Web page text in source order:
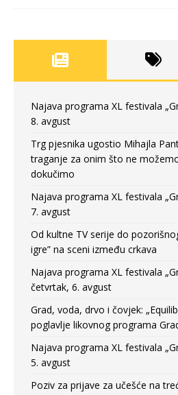
Najava programa XL festivala
8. avgust
Trg pjesnika ugostio Mihajla
traganje za onim što ne
dokučimo
Najava programa XL festivala
7. avgust
Od kultne TV serije do
igre” na sceni između crkava
Najava programa XL festivala
četvrtak, 6. avgust
Grad, voda, drvo i čovjek:
poglavlje likovnog programa
Najava programa XL festivala
5. avgust
Poziv za prijave za učešće na